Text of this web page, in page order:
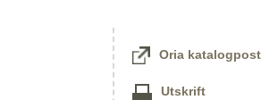
Oria katalogpost
Utskrift